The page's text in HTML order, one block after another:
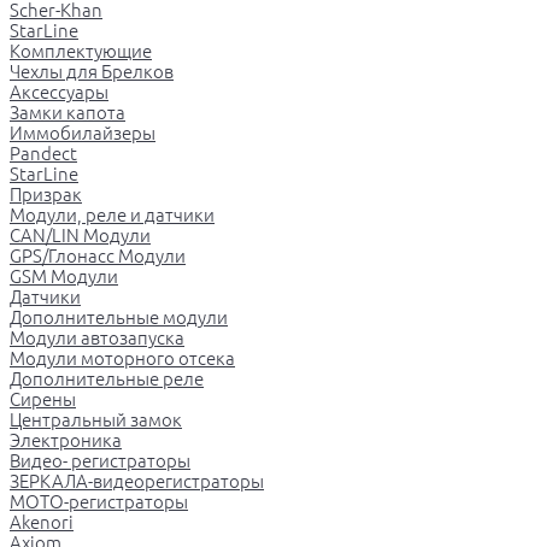
Scher-Khan
StarLine
Комплектующие
Чехлы для Брелков
Аксессуары
Замки капота
Иммобилайзеры
Pandect
StarLine
Призрак
Модули, реле и датчики
CAN/LIN Модули
GPS/Глонасс Модули
GSM Модули
Датчики
Дополнительные модули
Модули автозапуска
Модули моторного отсека
Дополнительные реле
Сирены
Центральный замок
Электроника
Видео- регистраторы
ЗЕРКАЛА-видеорегистраторы
МОТО-регистраторы
Akenori
Axiom